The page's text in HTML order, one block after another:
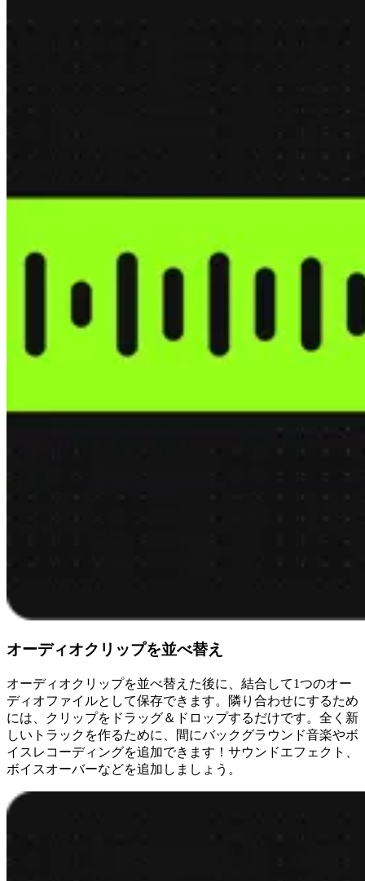
オーディオクリップを並べ替え
オーディオクリップを並べ替えた後に、結合して1つのオー
ディオファイルとして保存できます。隣り合わせにするため
には、クリップをドラッグ＆ドロップするだけです。全く新
しいトラックを作るために、間にバックグラウンド音楽やボ
イスレコーディングを追加できます！サウンドエフェクト、
ボイスオーバーなどを追加しましょう。